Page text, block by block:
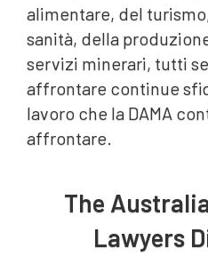
alimentare, del
sanità, della
servizi minerari, tutti
affrontare continue
lavoro che la DAMA
affrontare.
The
Lawyers